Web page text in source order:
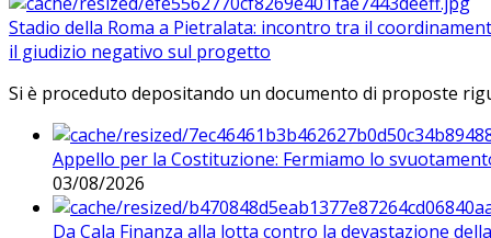
Stadio della Roma a Pietralata: incontro tra il
il giudizio negativo sul progetto
Si è proceduto depositando un documento di proposte
Appello per la Costituzione: Fermiamo lo
03/08/2026
Da Cala Finanza alla lotta contro la devastazione